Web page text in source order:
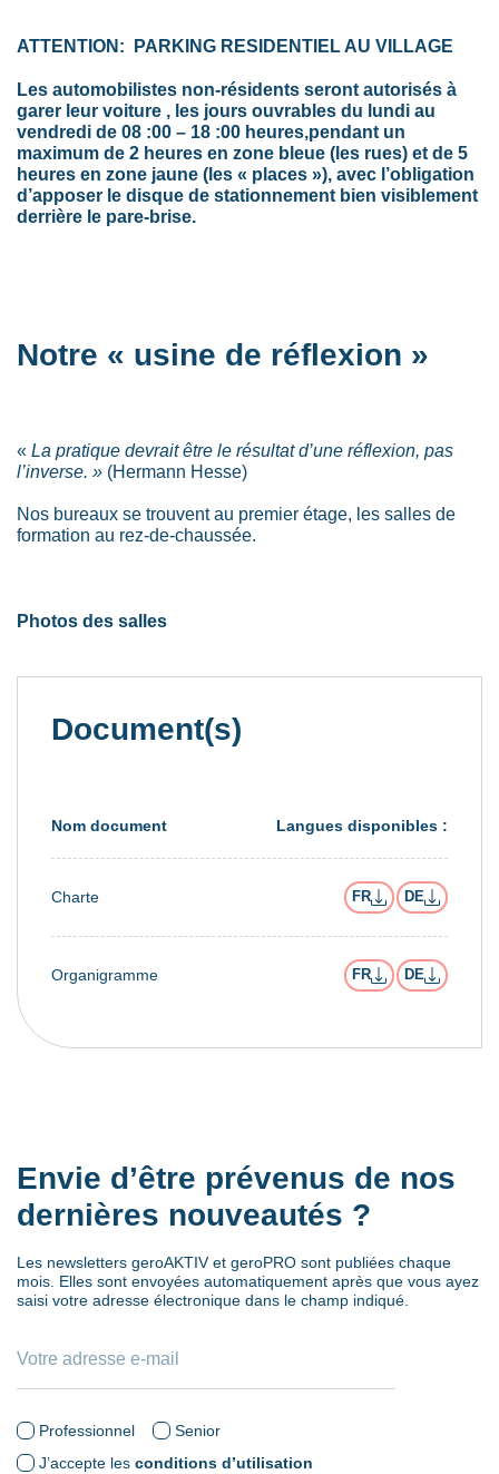
ATTENTION: PARKING RESIDENTIEL AU VILLAGE
Les automobilistes non-résidents seront autorisés à
garer leur voiture , les jours ouvrables du lundi au
vendredi de 08 :00 – 18 :00 heures,pendant un
maximum de 2 heures en zone bleue (les rues) et de 5
heures en zone jaune (les « places »), avec l’obligation
d’apposer le disque de stationnement bien visiblement
derrière le pare-brise.
Notre « usine de réflexion »
« La pratique devrait être le résultat d’une réflexion, pas
l’inverse. » (Hermann Hesse)
Nos bureaux se trouvent au premier étage, les salles de
formation au rez-de-chaussée.
Photos des salles
Document(s)
Nom document Langues disponibles :
Charte FR DE
Organigramme FR DE
Envie d’être prévenus de nos
dernières nouveautés ?
Les newsletters geroAKTIV et geroPRO sont publiées chaque
mois. Elles sont envoyées automatiquement après que vous ayez
saisi votre adresse électronique dans le champ indiqué.
Professionnel
Senior
J’accepte les conditions d’utilisation